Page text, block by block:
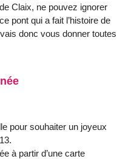
Claix, ne pouvez ignorer
pont qui a fait l’histoire de
donc vous donner toutes
pour souhaiter un joyeux
à partir d’une carte